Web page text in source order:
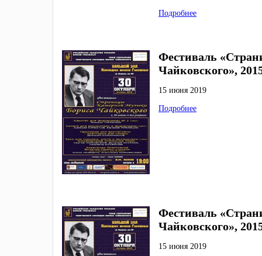
Подробнее
Фестиваль
Чайковского»,
15 июня 2019
Подробнее
Фестиваль
Чайковского»,
15 июня 2019